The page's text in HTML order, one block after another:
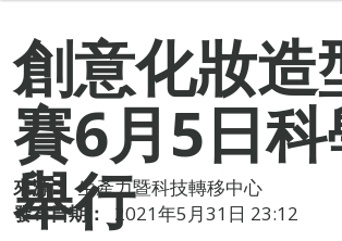
創意化妝造
賽6月5日
舉行
來源：
生產力暨科技轉移中心
發布日期：
2021年5月31日 23:12